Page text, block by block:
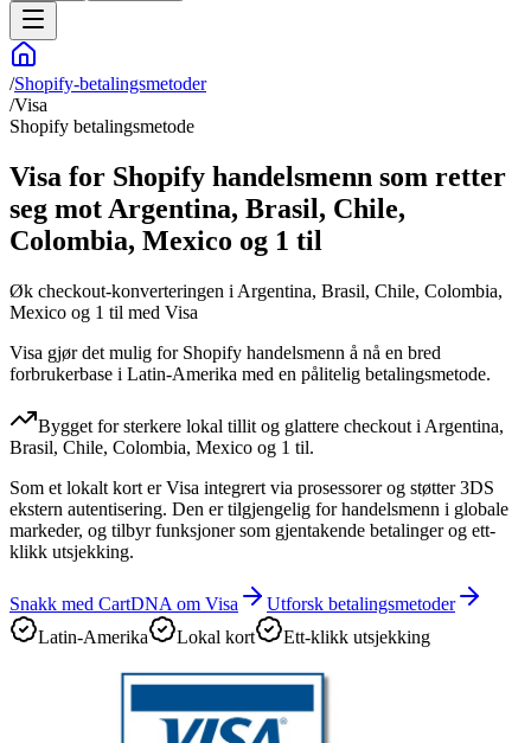
/Shopify-betalingsmetoder
/Visa
Shopify betalingsmetode
Visa for Shopify handelsmenn som retter
seg mot Argentina, Brasil, Chile,
Colombia, Mexico og 1 til
Øk checkout-konverteringen i Argentina, Brasil, Chile, Colombia,
Mexico og 1 til med Visa
Visa gjør det mulig for Shopify handelsmenn å nå en bred
forbrukerbase i Latin-Amerika med en pålitelig betalingsmetode.
Bygget for sterkere lokal tillit og glattere checkout i Argentina,
Brasil, Chile, Colombia, Mexico og 1 til.
Som et lokalt kort er Visa integrert via prosessorer og støtter 3DS
ekstern autentisering. Den er tilgjengelig for handelsmenn i globale
markeder, og tilbyr funksjoner som gjentakende betalinger og ett-
klikk utsjekking.
Snakk med CartDNA om Visa
Utforsk betalingsmetoder
Latin-Amerika
Lokal kort Ett-klikk utsjekking